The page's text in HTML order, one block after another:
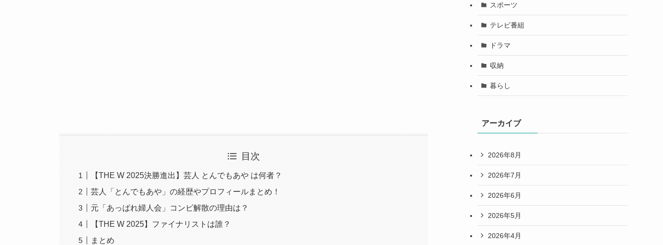
目次
【THE W 2025決勝進出】芸人 とんでもあや は何者？
芸人「とんでもあや」の経歴やプロフィールまとめ！
元「あっぱれ婦人会」コンビ解散の理由は？
【THE W 2025】ファイナリストは誰？
まとめ
スポーツ
テレビ番組
ドラマ
収納
暮らし
アーカイブ
2026年8月
2026年7月
2026年6月
2026年5月
2026年4月